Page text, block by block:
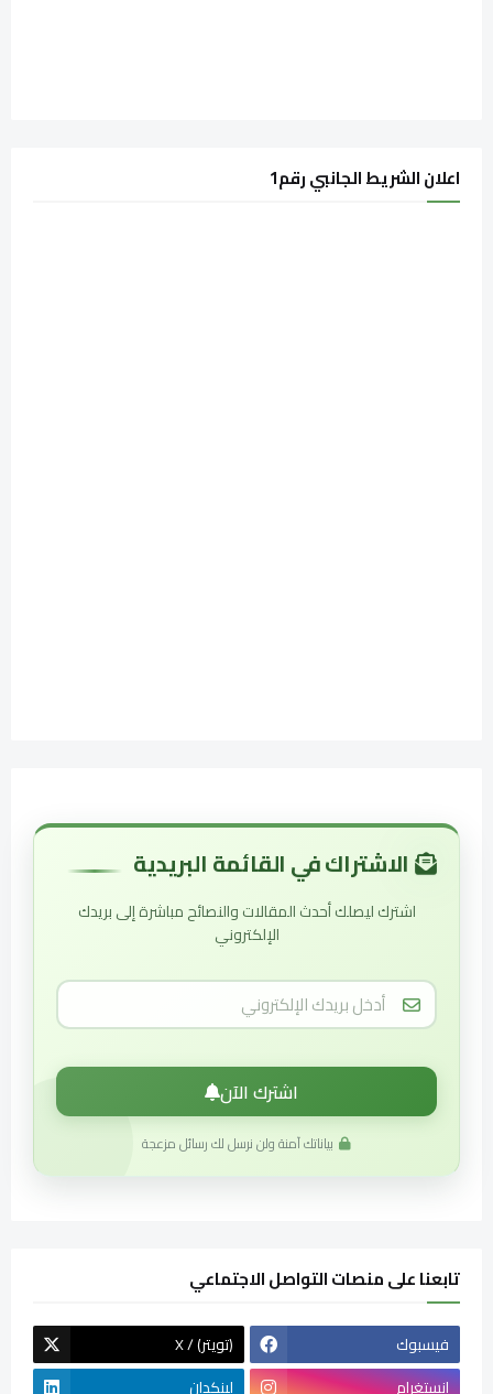
اعلان الشريط الجانبي رقم1
الاشتراك في القائمة البريدية
اشترك ليصلك أحدث المقالات والنصائح مباشرة إلى بريدك
الإلكتروني
اشترك الآن
بياناتك آمنة ولن نرسل لك رسائل مزعجة
تابعنا على منصات التواصل الاجتماعي
فيسبوك
X / (تويتر)
إنستغرام
لينكدان